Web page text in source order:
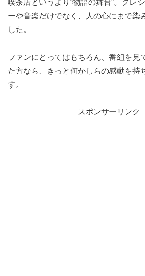
喫茶店というより“物語の舞台”。クレ
ーや音楽だけでなく、人の心にまで染
した。
ファンにとってはもちろん、番組を見
た方なら、きっと何かしらの感動を持
す。
スポンサーリンク